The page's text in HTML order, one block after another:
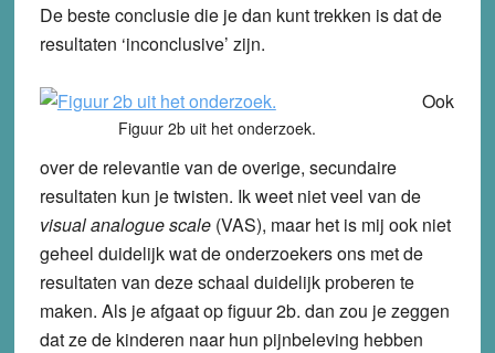
De beste conclusie die je dan kunt trekken is dat de
resultaten ‘inconclusive’ zijn.
Figuur 2b uit het onderzoek.
Ook
over de relevantie van de overige, secundaire
resultaten kun je twisten. Ik weet niet veel van de
visual analogue scale(VAS), maar het is mij ook niet
geheel duidelijk wat de onderzoekers ons met de
resultaten van deze schaal duidelijk proberen te
maken. Als je afgaat op figuur 2b. dan zou je zeggen
dat ze de kinderen naar hun pijnbeleving hebben